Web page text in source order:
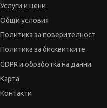
Услуги и цени
Общи условия
Политика за поверителност
Политика за бисквитките
GDPR и обработка на данни
Карта
Контакти